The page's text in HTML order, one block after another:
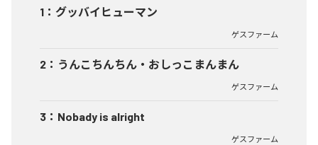
1 ： グッバイヒューマン
ゲスファーム
2 ： うんこちんちん・おしっこまんまん
ゲスファーム
3 ： Nobady is alright
ゲスファーム